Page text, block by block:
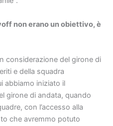
non erano un obiettivo, è
considerazione del girone di
e della squadra
abbiamo iniziato il
girone di andata, quando
con l’accesso alla
che avremmo potuto